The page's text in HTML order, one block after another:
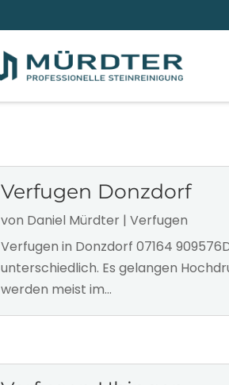
Verfugen Donzdorf
von Daniel Mürdter |Verfugen
Verfugen in Donzdorf 07164
unterschiedlich. Es gelangen
werden meist im...